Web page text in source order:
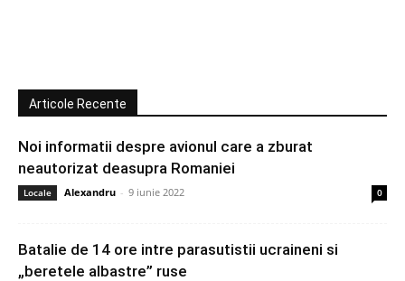
Articole Recente
Noi informatii despre avionul care a zburat
neautorizat deasupra Romaniei
Locale Alexandru - 9 iunie 2022 0
Batalie de 14 ore intre parasutistii ucraineni si
„beretele albastre” ruse